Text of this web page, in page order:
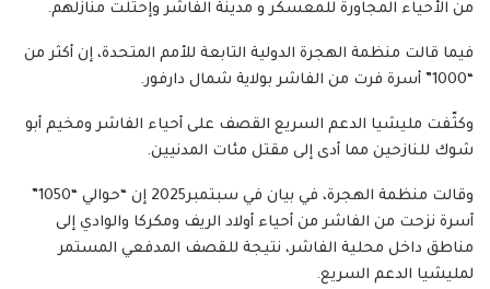
من الأحياء المجاورة للمعسكر و مدينة الفاشر وإحتلت منازلهم.
فيما قالت منظمة الهجرة الدولية التابعة للأمم المتحدة، إن أكثر من
“1000” أسرة فرت من الفاشر بولاية شمال دارفور.
وكثّفت مليشيا الدعم السريع القصف على أحياء الفاشر ومخيم أبو
شوك للنازحين مما أدى إلى مقتل مئات المدنيين.
وقالت منظمة الهجرة، في بيان في سبتمبر2025 إن “حوالي “1050”
أسرة نزحت من الفاشر من أحياء أولاد الريف ومكركا والوادي إلى
مناطق داخل محلية الفاشر، نتيجة للقصف المدفعي المستمر
لمليشيا الدعم السريع.